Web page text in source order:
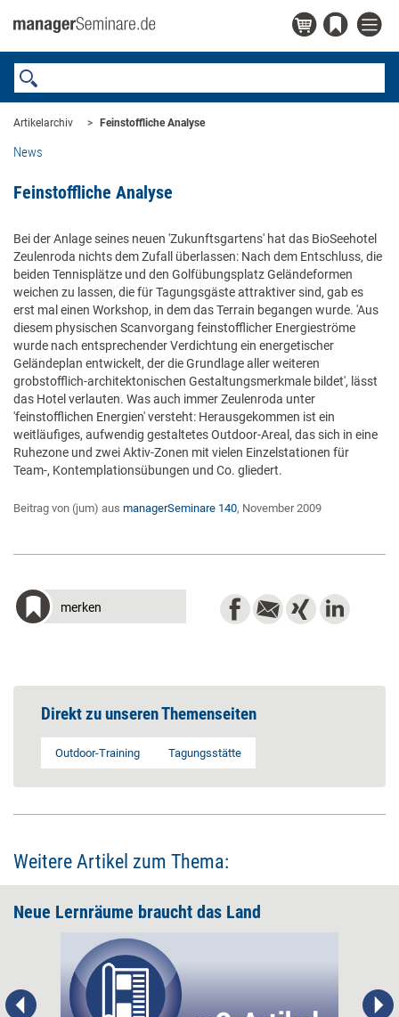
Artikelarchiv Feinstoffliche Analyse
News
Feinstoffliche Analyse
Bei der Anlage seines neuen 'Zukunftsgartens' hat das BioSeehotel
Zeulenroda nichts dem Zufall überlassen: Nach dem Entschluss, die
beiden Tennisplätze und den Golfübungsplatz Geländeformen
weichen zu lassen, die für Tagungsgäste attraktiver sind, gab es
erst mal einen Workshop, in dem das Terrain begangen wurde. 'Aus
diesem physischen Scanvorgang feinstofflicher Energieströme
wurde nach entsprechender Verdichtung ein energetischer
Geländeplan entwickelt, der die Grundlage aller weiteren
grobstofflich-architektonischen Gestaltungsmerkmale bildet', lässt
das Hotel verlauten. Was auch immer Zeulenroda unter
'feinstofflichen Energien' versteht: Herausgekommen ist ein
weitläufiges, aufwendig gestaltetes Outdoor-Areal, das sich in eine
Ruhezone und zwei Aktiv-Zonen mit vielen Einzelstationen für
Team-, Kontemplationsübungen und Co. gliedert.
Beitrag von (jum) aus managerSeminare 140, November 2009
merken
Direkt zu unseren Themenseiten
Outdoor-Training Tagungsstätte
Weitere Artikel zum Thema:
Neue Lernräume braucht das Land